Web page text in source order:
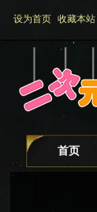
设为首页 收藏本站
首页